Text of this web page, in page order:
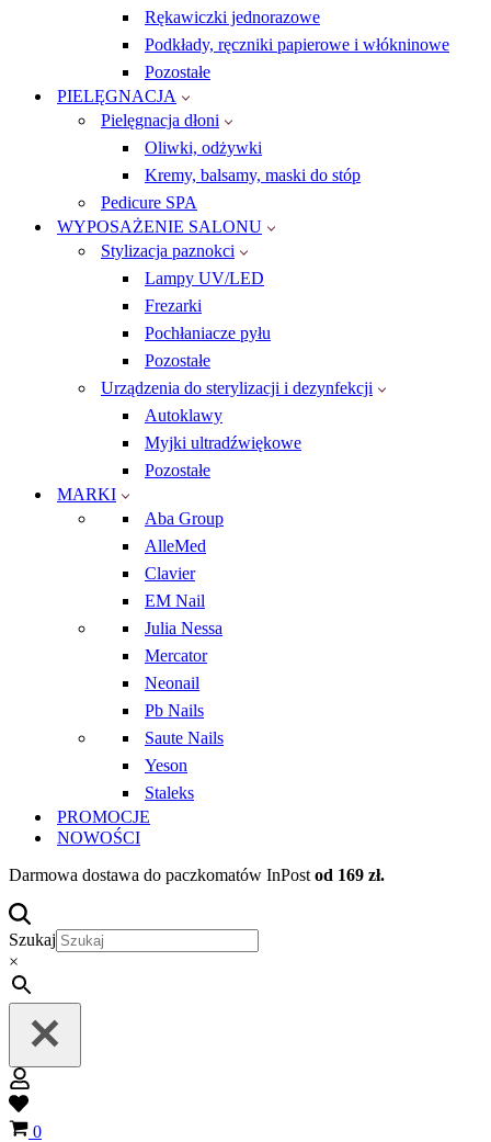
Rękawiczki jednorazowe
Podkłady, ręczniki papierowe i włókninowe
Pozostałe
PIELĘGNACJA
Pielęgnacja dłoni
Oliwki, odżywki
Kremy, balsamy, maski do stóp
Pedicure SPA
WYPOSAŻENIE SALONU
Stylizacja paznokci
Lampy UV/LED
Frezarki
Pochłaniacze pyłu
Pozostałe
Urządzenia do sterylizacji i dezynfekcji
Autoklawy
Myjki ultradźwiękowe
Pozostałe
MARKI
Aba Group
AlleMed
Clavier
EM Nail
Julia Nessa
Mercator
Neonail
Pb Nails
Saute Nails
Yeson
Staleks
PROMOCJE
NOWOŚCI
Darmowa dostawa do paczkomatów InPost od 169 zł.
Szukaj
×
Wish
listKoszyk
0